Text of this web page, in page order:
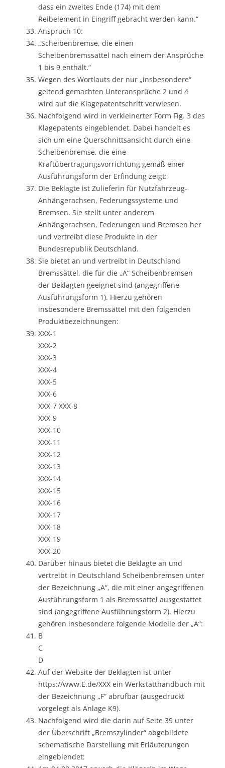
dass ein zweites Ende (174) mit dem
Reibelement in Eingriff gebracht werden kann.“
Anspruch 10:
„Scheibenbremse, die einen
Scheibenbremssattel nach einem der Ansprüche
1 bis 9 enthält.“
Wegen des Wortlauts der nur „insbesondere“
geltend gemachten Unteransprüche 2 und 4
wird auf die Klagepatentschrift verwiesen.
Nachfolgend wird in verkleinerter Form Fig. 3 des
Klagepatents eingeblendet. Dabei handelt es
sich um eine Querschnittsansicht durch eine
Scheibenbremse, die eine
Kraftübertragungsvorrichtung gemäß einer
Ausführungsform der Erfindung zeigt:
Die Beklagte ist Zulieferin für Nutzfahrzeug-
Anhängerachsen, Federungssysteme und
Bremsen. Sie stellt unter anderem
Anhängerachsen, Federungen und Bremsen her
und vertreibt diese Produkte in der
Bundesrepublik Deutschland.
Sie bietet an und vertreibt in Deutschland
Bremssättel, die für die „A“ Scheibenbremsen
der Beklagten geeignet sind (angegriffene
Ausführungsform 1). Hierzu gehören
insbesondere Bremssättel mit den folgenden
Produktbezeichnungen:
XXX-1
XXX-2
XXX-3
XXX-4
XXX-5
XXX-6
XXX-7 XXX-8
XXX-9
XXX-10
XXX-11
XXX-12
XXX-13
XXX-14
XXX-15
XXX-16
XXX-17
XXX-18
XXX-19
XXX-20
Darüber hinaus bietet die Beklagte an und
vertreibt in Deutschland Scheibenbremsen unter
der Bezeichnung „A“, die mit einer angegriffenen
Ausführungsform 1 als Bremssattel ausgestattet
sind (angegriffene Ausführungsform 2). Hierzu
gehören insbesondere folgende Modelle der „A“:
B
C
D
Auf der Website der Beklagten ist unter
https://www.E.de/XXX ein Werkstatthandbuch mit
der Bezeichnung „F“ abrufbar (ausgedruckt
vorgelegt als Anlage K9).
Nachfolgend wird die darin auf Seite 39 unter
der Überschrift „Bremszylinder“ abgebildete
schematische Darstellung mit Erläuterungen
eingeblendet: